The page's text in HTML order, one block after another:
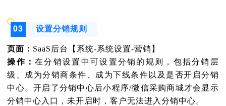
03 设置分销规则
页面： SaaS后台【系统-系统设置-营销】
操作：在分销设置中可设置分销的规则，包括分销层
级、成为分销商条件、成为下线条件以及是否开启分销
中心。开启了分销中心后小程序/微信采购商城才会显示
分销中心入口，未开启时，客户无法进入分销中心。